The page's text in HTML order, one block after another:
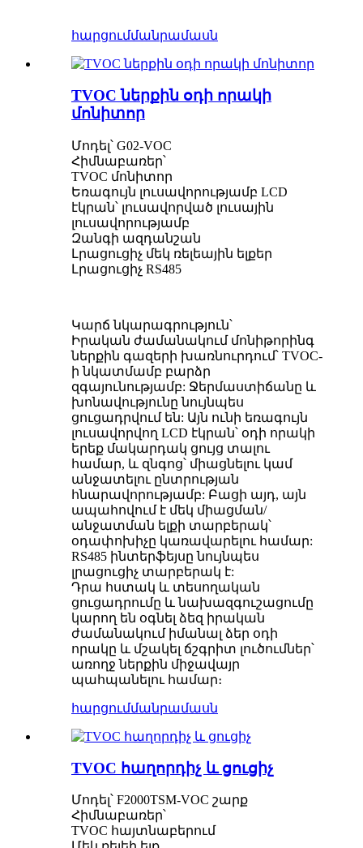
հարցումմանրամասն
TVOC ներքին օդի որակի
մոնիտոր
Մոդել՝ G02-VOC
Հիմնաբառեր՝
TVOC մոնիտոր
Եռագույն լուսավորությամբ LCD
էկրան՝ լուսավորված լուսային
լուսավորությամբ
Զանգի ազդանշան
Լրացուցիչ մեկ ռելեային ելքեր
Լրացուցիչ RS485
Կարճ նկարագրություն՝
Իրական ժամանակում մոնիթորինգ
ներքին գազերի խառնուրդում՝ TVOC-
ի նկատմամբ բարձր
զգայունությամբ: Ջերմաստիճանը և
խոնավությունը նույնպես
ցուցադրվում են: Այն ունի եռագույն
լուսավորվող LCD էկրան՝ օդի որակի
երեք մակարդակ ցույց տալու
համար, և զնգոց՝ միացնելու կամ
անջատելու ընտրության
հնարավորությամբ: Բացի այդ, այն
ապահովում է մեկ միացման/
անջատման ելքի տարբերակ՝
օդափոխիչը կառավարելու համար:
RS485 ինտերֆեյսը նույնպես
լրացուցիչ տարբերակ է:
Դրա հստակ և տեսողական
ցուցադրումը և նախազգուշացումը
կարող են օգնել ձեզ իրական
ժամանակում իմանալ ձեր օդի
որակը և մշակել ճշգրիտ լուծումներ՝
առողջ ներքին միջավայր
պահպանելու համար։
հարցումմանրամասն
TVOC հաղորդիչ և ցուցիչ
Մոդել՝ F2000TSM-VOC շարք
Հիմնաբառեր՝
TVOC հայտնաբերում